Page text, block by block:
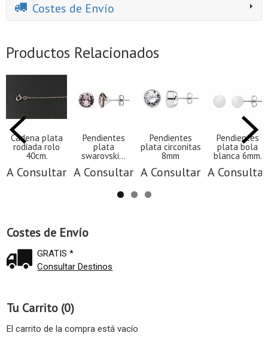
Costes de Envío
GRATIS *
Consultar Destinos
Tu Carrito (0)
El carrito de la compra está vacío
Costes de Envío
Productos Relacionados
Cadena plata
rodiada rolo
40cm.
A Consultar
Pendientes
plata
swarovski...
A Consultar
Pendientes
plata circonitas
8mm
A Consultar
Pendientes
plata bola
blanca 6mm.
A Consultar